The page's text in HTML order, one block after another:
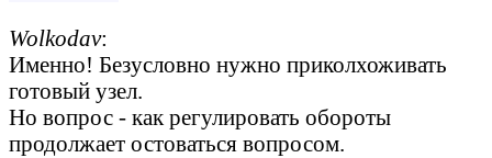
Wolkodav:
Именно! Безусловно нужно приколхоживать
готовый узел.
Но вопрос - как регулировать обороты
продолжает остоваться вопросом.